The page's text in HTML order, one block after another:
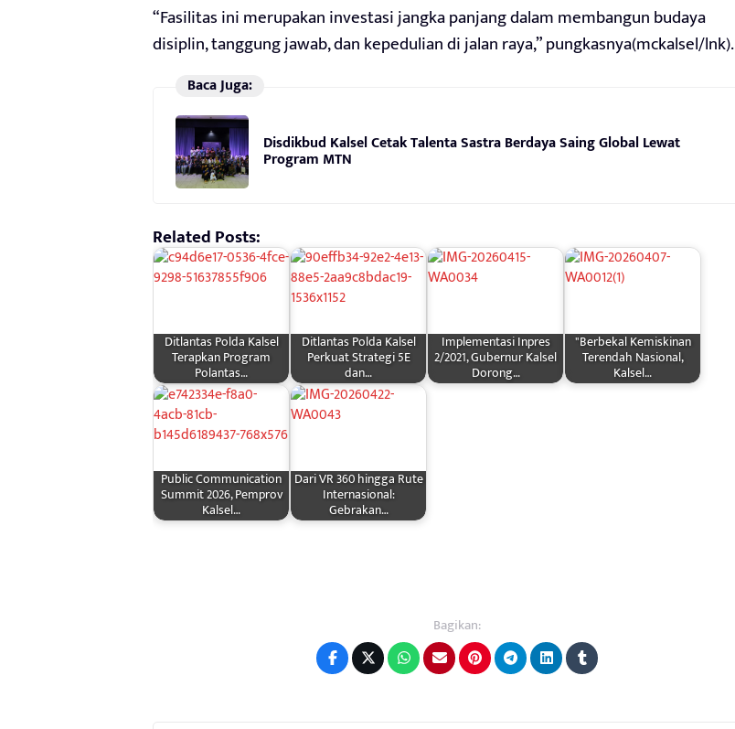
“Fasilitas ini merupakan investasi jangka panjang dalam membangun budaya
disiplin, tanggung jawab, dan kepedulian di jalan raya,” pungkasnya(mckalsel/lnk).
Baca Juga:
Disdikbud Kalsel Cetak Talenta Sastra Berdaya Saing Global Lewat
Program MTN
Related Posts:
Ditlantas Polda Kalsel
Terapkan Program
Polantas…
Ditlantas Polda Kalsel
Perkuat Strategi 5E
dan…
Implementasi Inpres
2/2021, Gubernur Kalsel
Dorong…
"Berbekal Kemiskinan
Terendah Nasional,
Kalsel…
Public Communication
Summit 2026, Pemprov
Kalsel…
Dari VR 360 hingga Rute
Internasional:
Gebrakan…
Bagikan: